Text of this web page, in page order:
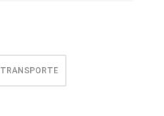
TRANSPORTE